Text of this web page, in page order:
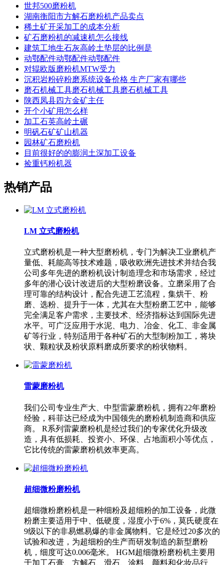
世邦500磨粉机
湖南衡阳市方解石磨粉机产品卖点
稀土矿开采加工的成本分析
矿石磨粉机的减速机怎么接线
建筑工地生石灰高岭土垫层的比例是
动鄂配件动鄂配件动鄂配件
对辊欧版磨粉机MTW受力
沉积岩粉碎粉磨系统设备价格 生产厂家有哪些
磨石机械工具磨石机械工具磨石机械工具
陕西凤县四方金矿主任
开个小矿用怎么样
加工石英高岭土碾
明矾石矿矿山机器
园林矿石磨粉机
目前很好的的膨润土深加工设备
捡重钙粉机器
热销产品
LM 立式磨粉机
立式磨粉机是一种大型磨粉机，专门为解决工业磨机产
量低、耗能高等技术难题，吸收欧洲先进技术并结合我
公司多年先进的磨粉机设计制造理念和市场需求，经过
多年的潜心设计改进后的大型粉磨设备。立磨采用了合
理可靠的结构设计，配合先进工艺流程，集烘干、粉
磨、选粉、提升于一体，尤其在大型粉磨工艺中，能够
完全满足客户需求，主要技术、经济指标达到国际先进
水平。可广泛应用于水泥、电力、冶金、化工、非金属
矿等行业，特别适用于各种矿石的大型制粉加工，将块
状、颗粒状及粉状原料磨成所要求的粉状物料。
雷蒙磨粉机
我们公司专业生产大、中型雷蒙磨粉机，拥有22年磨粉
经验，科菲达已经成为中国领先的磨粉机制造商和供应
商。 R系列雷蒙磨粉机是经过我们的专家优化升级改
造，具有低损耗、投资小、环保、占地面积小等优点，
它比传统的雷蒙磨粉机效率更高。
超细微粉磨粉机
超细微粉磨粉机是一种细粉及超细粉的加工设备，此微
粉磨主要适用于中、低硬度，湿度小于6%，莫氏硬度在
9级以下的非易燃易爆的非金属物料。它是经过20多次的
试验和改进，为超细粉的生产而研发制造的新型磨粉
机，细度可达0.006毫米。 HGM超细微粉磨粉机主要用
于加工石膏、方解石、滑石、涂料、颜料和化妆品行